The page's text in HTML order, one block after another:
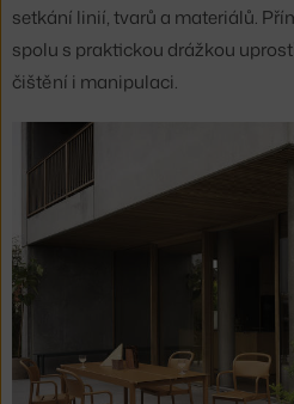
setkání linií, tvarů a materiálů.
spolu s praktickou drážkou
čištění i manipulaci.